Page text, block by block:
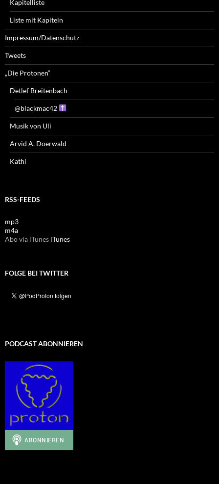
Kapitelliste
Liste mit Kapiteln
Impressum/Datenschutz
Tweets
„Die Protonen“
Detlef Breitenbach
@blackmac42
Musik von Uli
Arvid A. Doerwald
Kathi
RSS-FEEDS
mp3
m4a
Abo via iTunes iTunes
FOLGE BEI TWITTER
PODCAST ABONNIEREN